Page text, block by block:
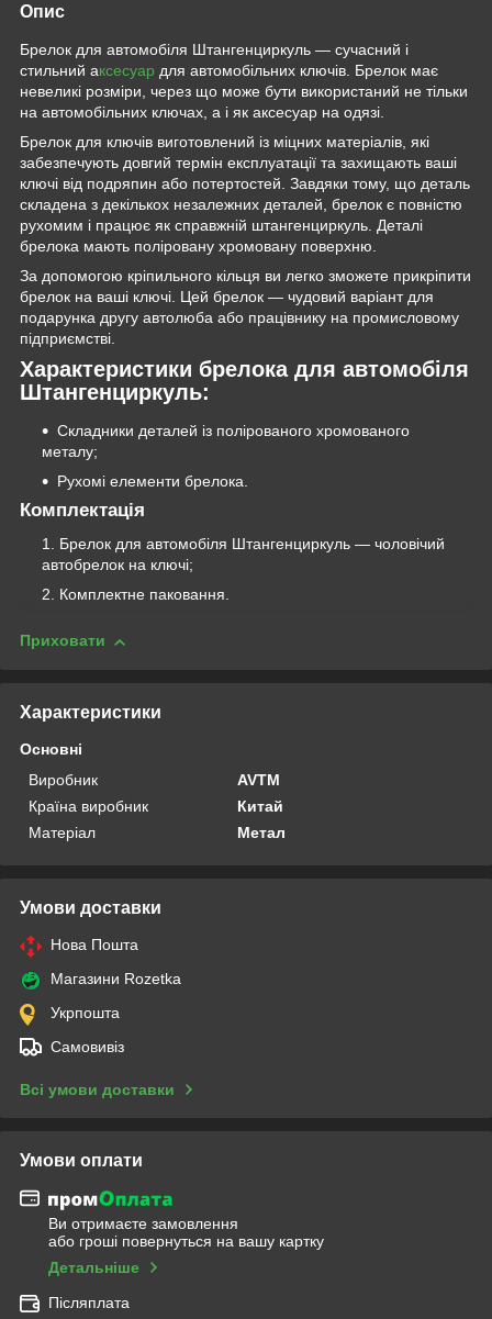
Опис
Брелок для автомобіля Штангенциркуль — сучасний і
стильний аксесуар для автомобільних ключів. Брелок має
невеликі розміри, через що може бути використаний не тільки
на автомобільних ключах, а і як аксесуар на одязі.
Брелок для ключів виготовлений із міцних матеріалів, які
забезпечують довгий термін експлуатації та захищають ваші
ключі від подряпин або потертостей. Завдяки тому, що деталь
складена з декількох незалежних деталей, брелок є повністю
рухомим і працює як справжній штангенциркуль. Деталі
брелока мають поліровану хромовану поверхню.
За допомогою кріпильного кільця ви легко зможете прикріпити
брелок на ваші ключі. Цей брелок — чудовий варіант для
подарунка другу автолюба або працівнику на промисловому
підприємстві.
Характеристики брелока для автомобіля
Штангенциркуль:
Складники деталей із полірованого хромованого
металу;
Рухомі елементи брелока.
Комплектація
Брелок для автомобіля Штангенциркуль — чоловічий
автобрелок на ключі;
Комплектне паковання.
Приховати
Характеристики
Основні
Виробник
AVTM
Країна виробник
Китай
Матеріал
Метал
Умови доставки
Нова Пошта
Магазини Rozetka
Укрпошта
Самовивіз
Всі умови доставки
Умови оплати
Ви отримаєте замовлення
або гроші повернуться на вашу картку
Детальніше
Післяплата